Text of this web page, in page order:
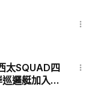
太SQUAD四
邏艇加入南
和攻擊，“暗